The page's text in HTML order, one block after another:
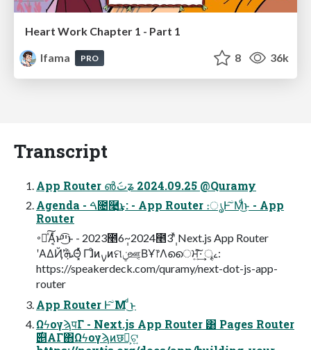
Heart Work Chapter 1 - Part 1
lfama
PRO 8 36k
Transcript
App Router ൵تަʑ 2024.09.25 @Quramy
Agenda - ࠓ೔࿩͢͜ͱ: - App Router ։ൃͰۤ͠Μͩ͜ͱ - App
Router
࠾༻ͯ͠Α͔ͬͨͱײͨ͜͡ͱ - 2023೥6݄~2024೥3݄ʹͯ Next.js App Router
ʹΑΔҊ݅ʹܞΘ͓ͬͯ Γɺͦͷࡍͷମݧஊ͔ΒҰ෦Λൈਮ͍ͯ͠·͢ ৄࡉ:
https://speakerdeck.com/quramy/next-dot-js-app-
router
App Router Ͱۤ͠Μ ͩ͜ͱ
ΩϟογϡपΓ - Next.js App Router ͸ Pages Router